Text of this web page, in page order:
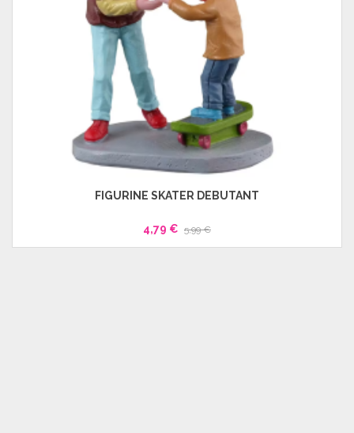
FIGURINE SKATER DÉBUTANT
4,79 € 5,99 €